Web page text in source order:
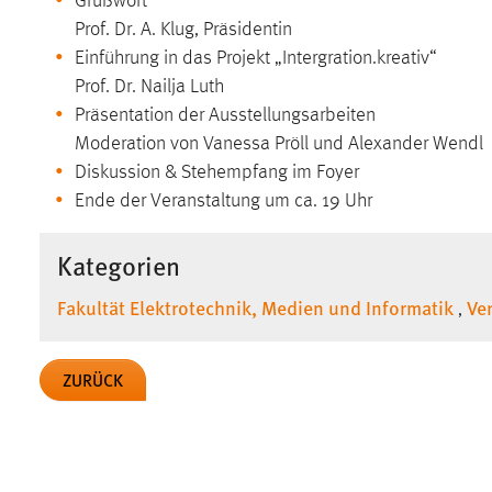
Prof. Dr. A. Klug, Präsidentin
Einführung in das Projekt „Intergration.kreativ“
Prof. Dr. Nailja Luth
Präsentation der Ausstellungsarbeiten
Moderation von Vanessa Pröll und Alexander Wendl
Diskussion & Stehempfang im Foyer
Ende der Veranstaltung um ca. 19 Uhr
Kategorien
Fakultät Elektrotechnik, Medien und Informatik ,
ZURÜCK
in diesem Cookie gespeichert, ob man
eingeloggt ist.
Sprachpräferenz
Name: site-language-preference
Zweck:
Das Cookie speichert die gewählte
Sprache der Website.
Cookie Laufzeit:
Chat
Name: